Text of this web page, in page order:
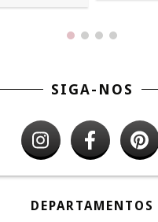
SIGA-NOS
DEPARTAMENTOS